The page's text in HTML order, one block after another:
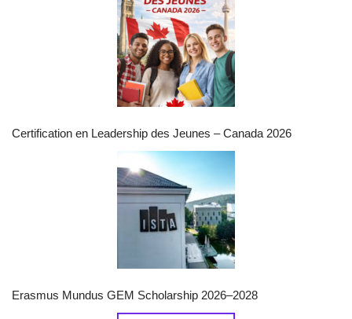
Certification en Leadership des Jeunes – Canada 2026
Erasmus Mundus GEM Scholarship 2026–2028